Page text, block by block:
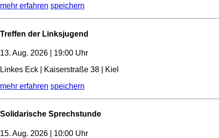
mehr erfahren speichern
Treffen der Linksjugend
13. Aug. 2026 | 19:00 Uhr
Linkes Eck | Kaiserstraße 38 | Kiel
mehr erfahren speichern
Solidarische Sprechstunde
15. Aug. 2026 | 10:00 Uhr